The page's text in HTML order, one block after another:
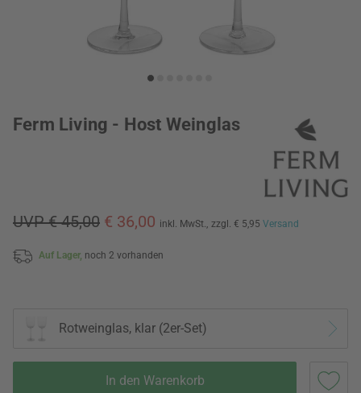
Ferm Living - Host Weinglas
UVP € 45,00 € 36,00 inkl. MwSt., zzgl. € 5,95 Versand
Auf Lager, noch 2 vorhanden
Rotweinglas, klar (2er-Set)
In den Warenkorb